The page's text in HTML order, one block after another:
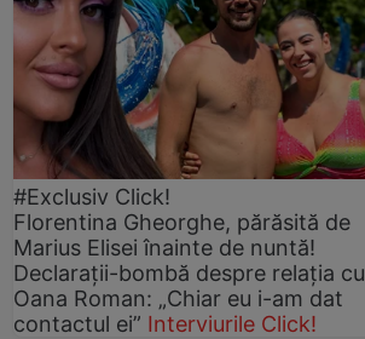
#Exclusiv Click!
Florentina Gheorghe, părăsită de
Marius Elisei înainte de nuntă!
Declarații-bombă despre relația cu
Oana Roman: „Chiar eu i-am dat
contactul ei” Interviurile Click!